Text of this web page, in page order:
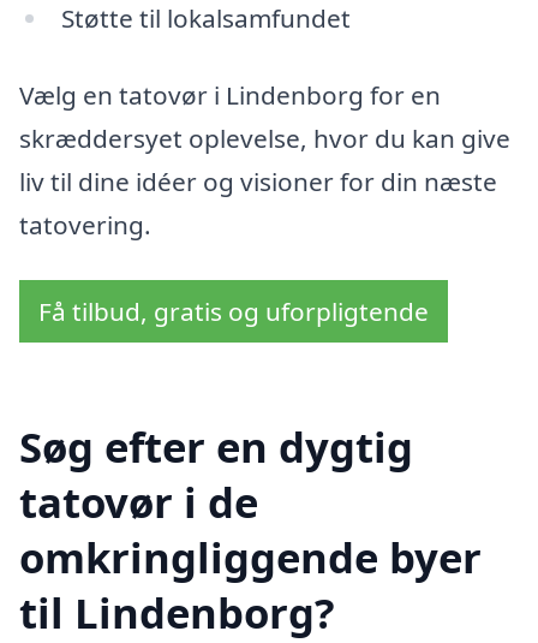
Støtte til lokalsamfundet
Vælg en tatovør i Lindenborg for en
skræddersyet oplevelse, hvor du kan give
liv til dine idéer og visioner for din næste
tatovering.
Få tilbud, gratis og uforpligtende
Søg efter en dygtig
tatovør i de
omkringliggende byer
til Lindenborg?